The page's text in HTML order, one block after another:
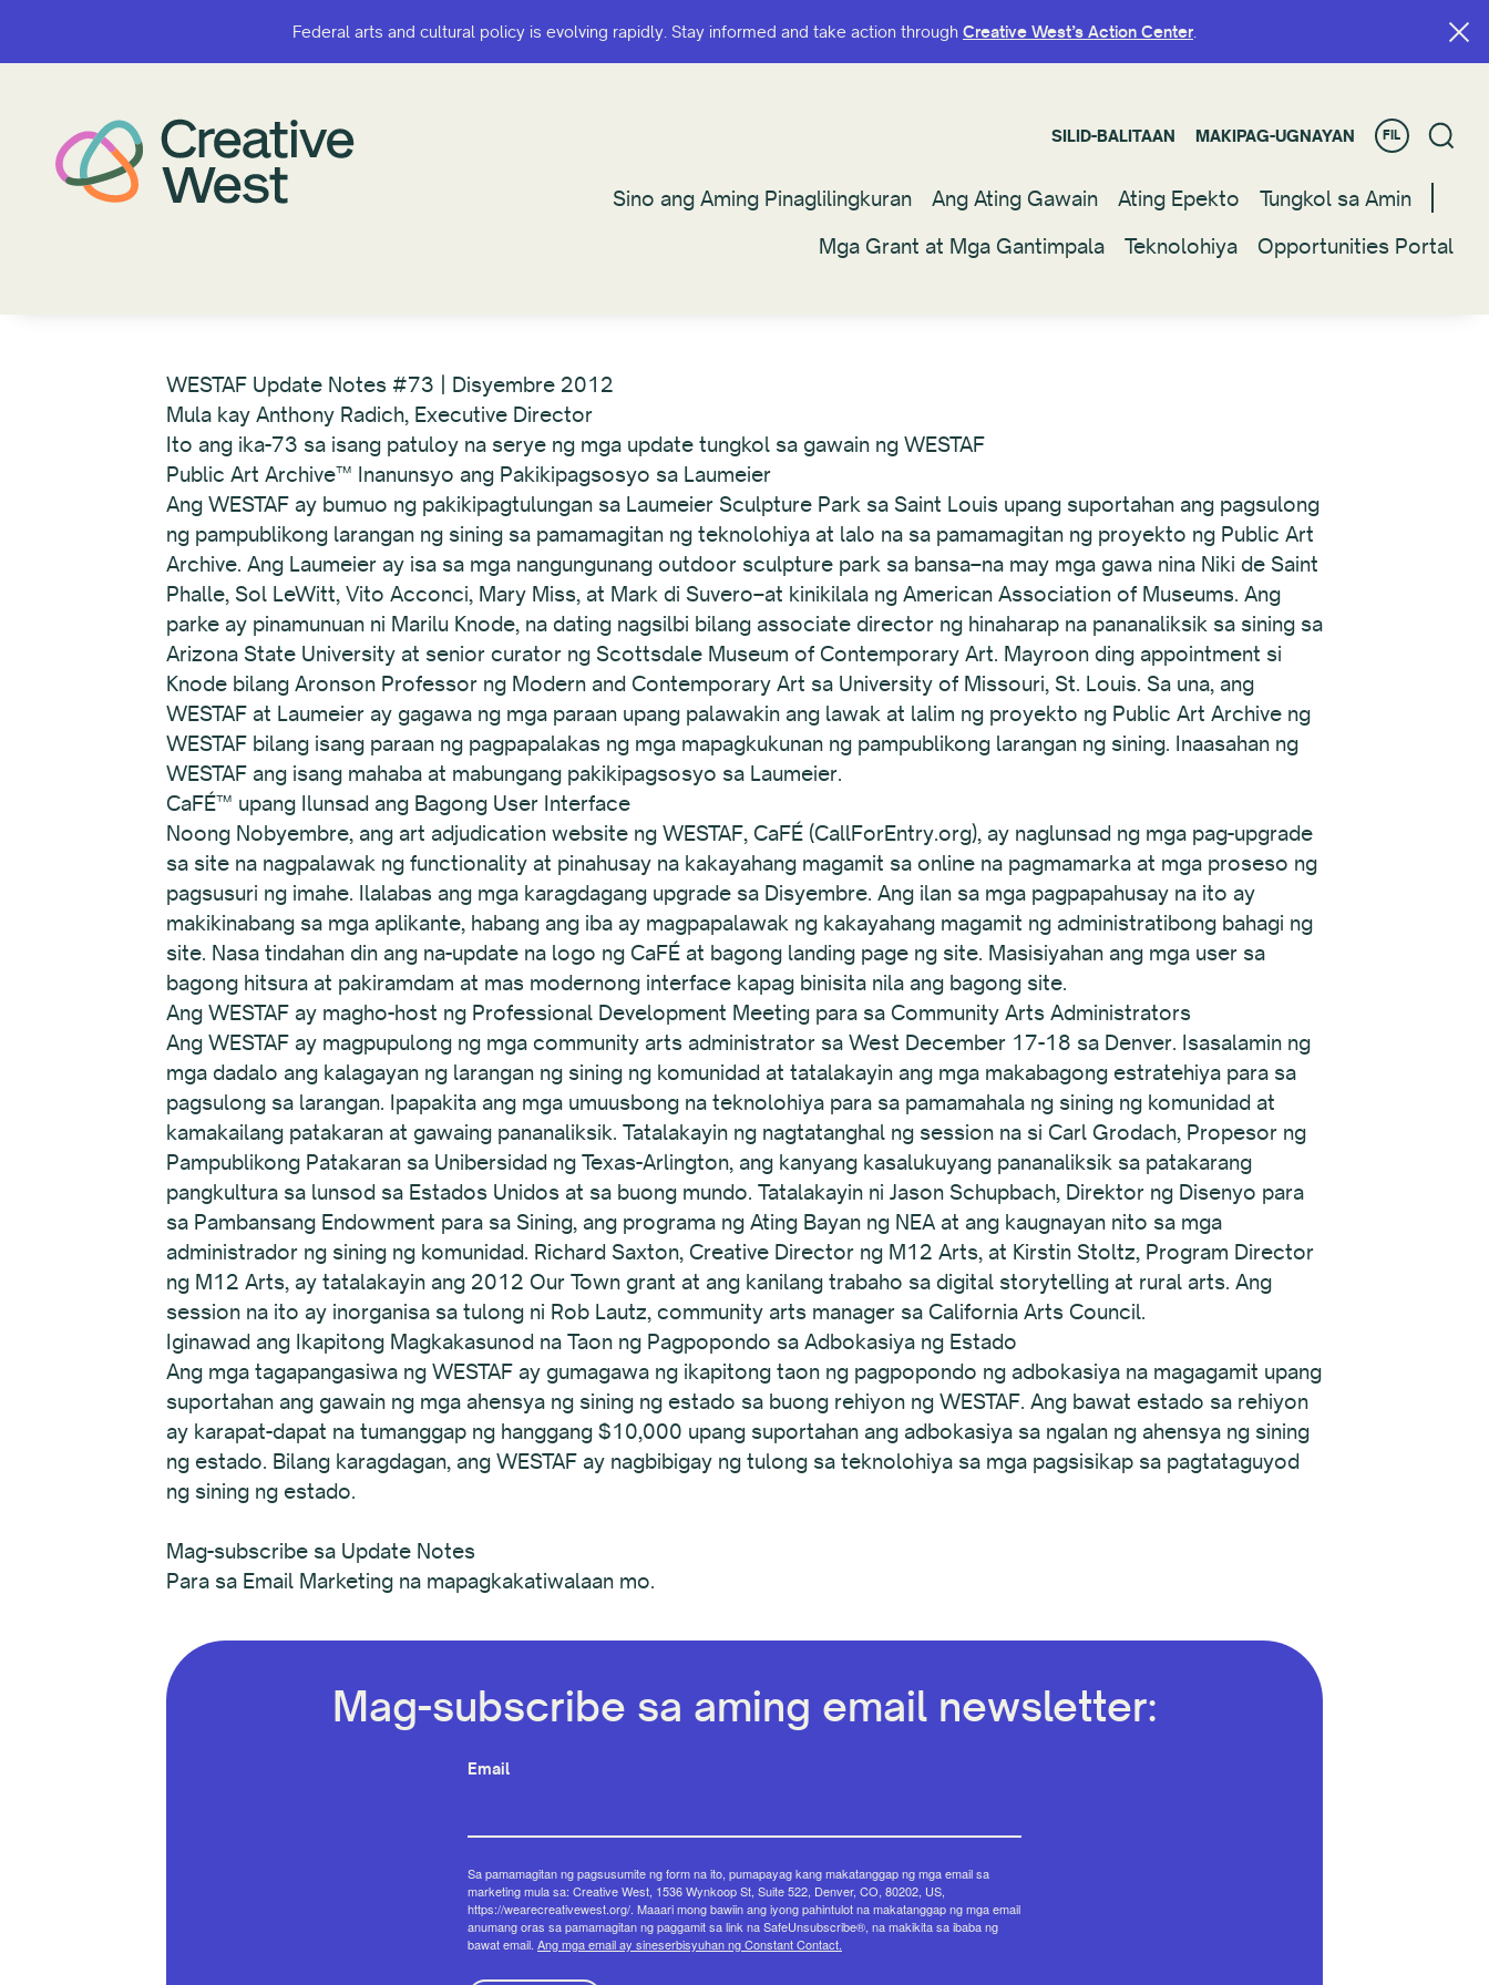
Federal arts and cultural policy is evolving rapidly. Stay informed and take action through Creative West’s Action Center.
SILID-BALITAAN MAKIPAG-UGNAYAN FIL
Sino ang Aming Pinaglilingkuran Ang Ating Gawain Ating Epekto
Tungkol sa Amin
Mga Grant at Mga Gantimpala
Teknolohiya Opportunities Portal
Federal arts and cultural policy is evolving rapidly. Stay informed and take action through Creative West’s Action Center.
SILID-BALITAAN MAKIPAG-UGNAYAN FIL
Sino ang Aming Pinaglilingkuran Ang Ating Gawain Ating Epekto
Tungkol sa Amin
Mga Grant at Mga Gantimpala
Teknolohiya Opportunities Portal
WESTAF Update Notes #73 | Disyembre 2012
Mula kay Anthony Radich, Executive Director
Ito ang ika-73 sa isang patuloy na serye ng mga update tungkol sa gawain ng WESTAF
Public Art Archive™ Inanunsyo ang Pakikipagsosyo sa Laumeier
Ang WESTAF ay bumuo ng pakikipagtulungan sa Laumeier Sculpture Park sa Saint Louis upang suportahan ang pagsulong
ng pampublikong larangan ng sining sa pamamagitan ng teknolohiya at lalo na sa pamamagitan ng proyekto ng Public Art
Archive. Ang Laumeier ay isa sa mga nangungunang outdoor sculpture park sa bansa–na may mga gawa nina Niki de Saint
Phalle, Sol LeWitt, Vito Acconci, Mary Miss, at Mark di Suvero–at kinikilala ng American Association of Museums. Ang
parke ay pinamunuan ni Marilu Knode, na dating nagsilbi bilang associate director ng hinaharap na pananaliksik sa sining sa
Arizona State University at senior curator ng Scottsdale Museum of Contemporary Art. Mayroon ding appointment si
Knode bilang Aronson Professor ng Modern and Contemporary Art sa University of Missouri, St. Louis. Sa una, ang
WESTAF at Laumeier ay gagawa ng mga paraan upang palawakin ang lawak at lalim ng proyekto ng Public Art Archive ng
WESTAF bilang isang paraan ng pagpapalakas ng mga mapagkukunan ng pampublikong larangan ng sining. Inaasahan ng
WESTAF ang isang mahaba at mabungang pakikipagsosyo sa Laumeier.
CaFÉ™ upang Ilunsad ang Bagong User Interface
Noong Nobyembre, ang art adjudication website ng WESTAF, CaFÉ (CallForEntry.org), ay naglunsad ng mga pag-upgrade
sa site na nagpalawak ng functionality at pinahusay na kakayahang magamit sa online na pagmamarka at mga proseso ng
pagsusuri ng imahe. Ilalabas ang mga karagdagang upgrade sa Disyembre. Ang ilan sa mga pagpapahusay na ito ay
makikinabang sa mga aplikante, habang ang iba ay magpapalawak ng kakayahang magamit ng administratibong bahagi ng
site. Nasa tindahan din ang na-update na logo ng CaFÉ at bagong landing page ng site. Masisiyahan ang mga user sa
bagong hitsura at pakiramdam at mas modernong interface kapag binisita nila ang bagong site.
Ang WESTAF ay magho-host ng Professional Development Meeting para sa Community Arts Administrators
Ang WESTAF ay magpupulong ng mga community arts administrator sa West December 17-18 sa Denver. Isasalamin ng
mga dadalo ang kalagayan ng larangan ng sining ng komunidad at tatalakayin ang mga makabagong estratehiya para sa
pagsulong sa larangan. Ipapakita ang mga umuusbong na teknolohiya para sa pamamahala ng sining ng komunidad at
kamakailang patakaran at gawaing pananaliksik. Tatalakayin ng nagtatanghal ng session na si Carl Grodach, Propesor ng
Pampublikong Patakaran sa Unibersidad ng Texas-Arlington, ang kanyang kasalukuyang pananaliksik sa patakarang
pangkultura sa lunsod sa Estados Unidos at sa buong mundo. Tatalakayin ni Jason Schupbach, Direktor ng Disenyo para
sa Pambansang Endowment para sa Sining, ang programa ng Ating Bayan ng NEA at ang kaugnayan nito sa mga
administrador ng sining ng komunidad. Richard Saxton, Creative Director ng M12 Arts, at Kirstin Stoltz, Program Director
ng M12 Arts, ay tatalakayin ang 2012 Our Town grant at ang kanilang trabaho sa digital storytelling at rural arts. Ang
session na ito ay inorganisa sa tulong ni Rob Lautz, community arts manager sa California Arts Council.
Iginawad ang Ikapitong Magkakasunod na Taon ng Pagpopondo sa Adbokasiya ng Estado
Ang mga tagapangasiwa ng WESTAF ay gumagawa ng ikapitong taon ng pagpopondo ng adbokasiya na magagamit upang
suportahan ang gawain ng mga ahensya ng sining ng estado sa buong rehiyon ng WESTAF. Ang bawat estado sa rehiyon
ay karapat-dapat na tumanggap ng hanggang $10,000 upang suportahan ang adbokasiya sa ngalan ng ahensya ng sining
ng estado. Bilang karagdagan, ang WESTAF ay nagbibigay ng tulong sa teknolohiya sa mga pagsisikap sa pagtataguyod
ng sining ng estado.
Mag-subscribe sa Update Notes
Para sa Email Marketing na mapagkakatiwalaan mo.
Mag-subscribe sa aming email newsletter:
Email
Sa pamamagitan ng pagsusumite ng form na ito, pumapayag kang makatanggap ng mga email sa
marketing mula sa: Creative West, 1536 Wynkoop St, Suite 522, Denver, CO, 80202, US,
https://wearecreativewest.org/. Maaari mong bawiin ang iyong pahintulot na makatanggap ng mga email
anumang oras sa pamamagitan ng paggamit sa link na SafeUnsubscribe®, na makikita sa ibaba ng
bawat email. Ang mga email ay sineserbisyuhan ng Constant Contact.